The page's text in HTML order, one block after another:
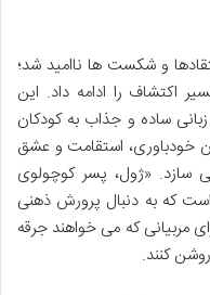
و شکست ها ناامید شد؛
اکتشاف را ادامه داد. این
زبانی ساده و جذاب به کودکان
خودباوری، استقامت و عشق
سازد. «ژول، پسر کوچولوی
که به دنبال پرورش ذهنی
مربیانی که می خواهند جرقه
کنند.